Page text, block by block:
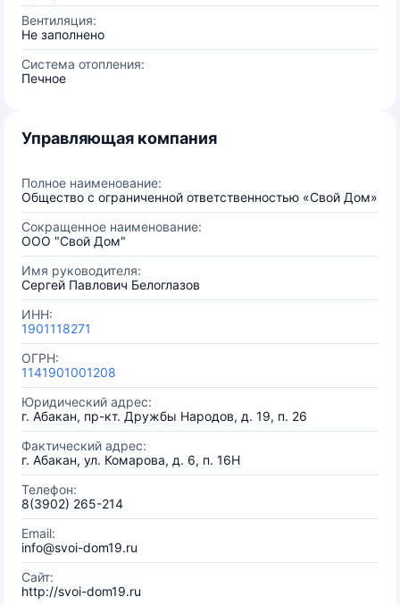
Вентиляция:
Не заполнено
Система отопления:
Печное
Управляющая компания
Полное наименование:
Общество с ограниченной ответственностью «Свой Дом»
Сокращенное наименование:
ООО "Свой Дом"
Имя руководителя:
Сергей Павлович Белоглазов
ИНН:
1901118271
ОГРН:
1141901001208
Юридический адрес:
г. Абакан, пр-кт. Дружбы Народов, д. 19, п. 26
Фактический адрес:
г. Абакан, ул. Комарова, д. 6, п. 16H
Телефон:
8(3902) 265-214
Email:
info@svoi-dom19.ru
Сайт:
http://svoi-dom19.ru